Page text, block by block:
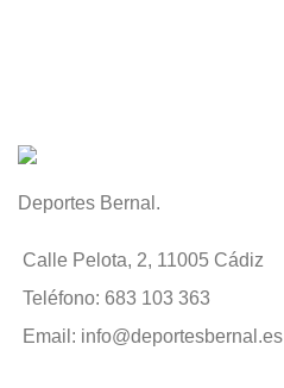
Deportes Bernal.
Calle Pelota, 2, 11005 Cádiz
Teléfono: 683 103 363
Email: info@deportesbernal.es